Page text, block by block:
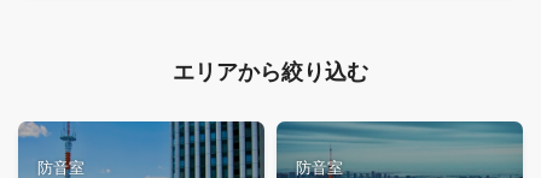
エリアから絞り込む
防音室 防音室